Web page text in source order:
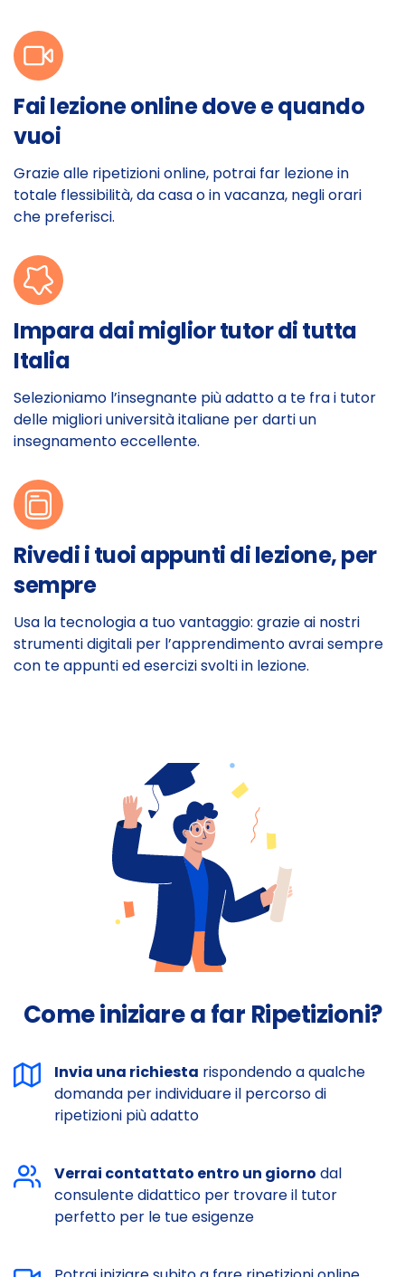
Fai lezione online dove e quando
vuoi
Grazie alle ripetizioni online, potrai far lezione in
totale flessibilità, da casa o in vacanza, negli orari
che preferisci.
Impara dai miglior tutor di tutta
Italia
Selezioniamo l’insegnante più adatto a te fra i tutor
delle migliori università italiane per darti un
insegnamento eccellente.
Rivedi i tuoi appunti di lezione, per
sempre
Usa la tecnologia a tuo vantaggio: grazie ai nostri
strumenti digitali per l’apprendimento avrai sempre
con te appunti ed esercizi svolti in lezione.
Come iniziare a far Ripetizioni?
Invia una richiesta rispondendo a qualche
domanda per individuare il percorso di
ripetizioni più adatto
Verrai contattato entro un giorno dal
consulente didattico per trovare il tutor
perfetto per le tue esigenze